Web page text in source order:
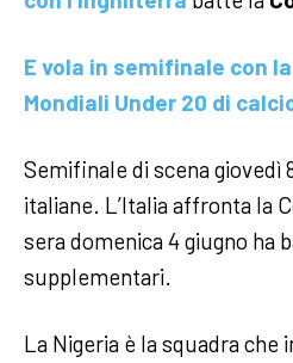
E vola in semifinale con
Mondiali Under 20 di
Semifinale di scena giovedì
italiane. L’Italia affronta la
sera domenica 4 giugno ha
supplementari.
La Nigeria è la squadra che